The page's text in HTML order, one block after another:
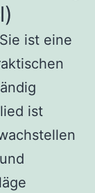
ist eine
ist